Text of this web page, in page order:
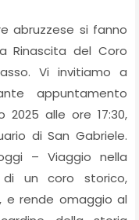
abruzzese si fanno
Rinascita del Coro
Vi invitiamo a
appuntamento
alle ore 17:30,
di San Gabriele.
– Viaggio nella
di un coro storico,
e rende omaggio al